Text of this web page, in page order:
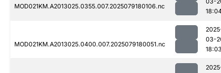
MOD021KM.A2013025.0355.007.2025079180106.nc
MOD021KM.A2013025.0400.007.2025079180051.nc
03-